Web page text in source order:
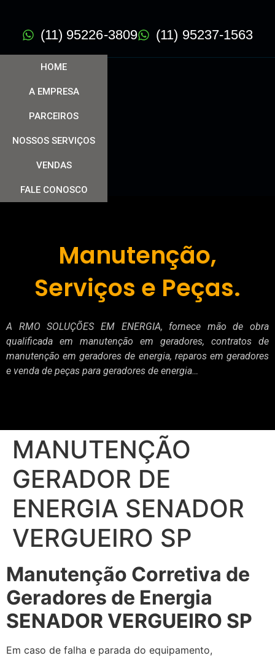
(11) 95226-3809 (11) 95237-1563
HOME
A EMPRESA
PARCEIROS
NOSSOS SERVIÇOS
VENDAS
FALE CONOSCO
Manutenção,
Serviços e Peças.
A RMO SOLUÇÕES EM ENERGIA, fornece mão de obra
qualificada em manutenção em geradores, contratos de
manutenção em geradores de energia, reparos em geradores
e venda de peças para geradores de energia…
MANUTENÇÃO
GERADOR DE
ENERGIA SENADOR
VERGUEIRO SP
Manutenção Corretiva de
Geradores de Energia
SENADOR VERGUEIRO SP
Em caso de falha e parada do equipamento,